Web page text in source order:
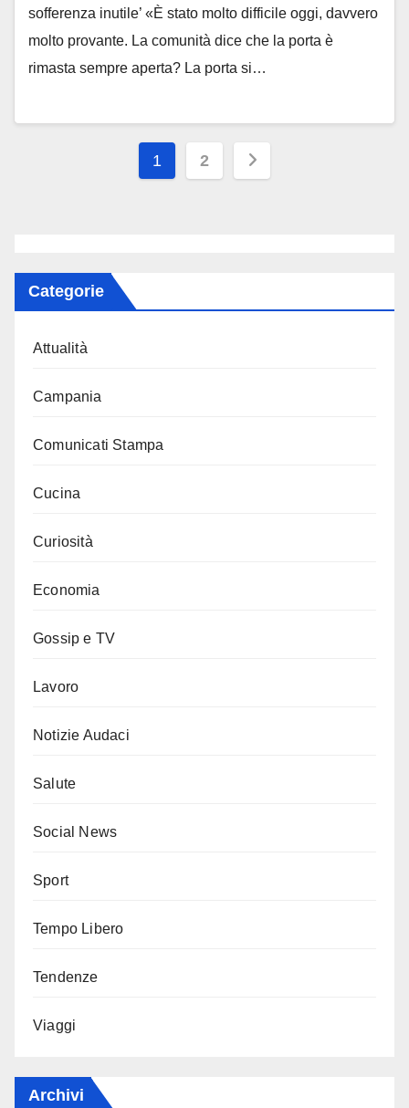
sofferenza inutile’ «È stato molto difficile oggi, davvero
molto provante. La comunità dice che la porta è
rimasta sempre aperta? La porta si…
Paginazione
1 2
Categorie
Attualità
Campania
Comunicati Stampa
Cucina
Curiosità
Economia
Gossip e TV
Lavoro
Notizie Audaci
Salute
Social News
Sport
Tempo Libero
Tendenze
Viaggi
Archivi